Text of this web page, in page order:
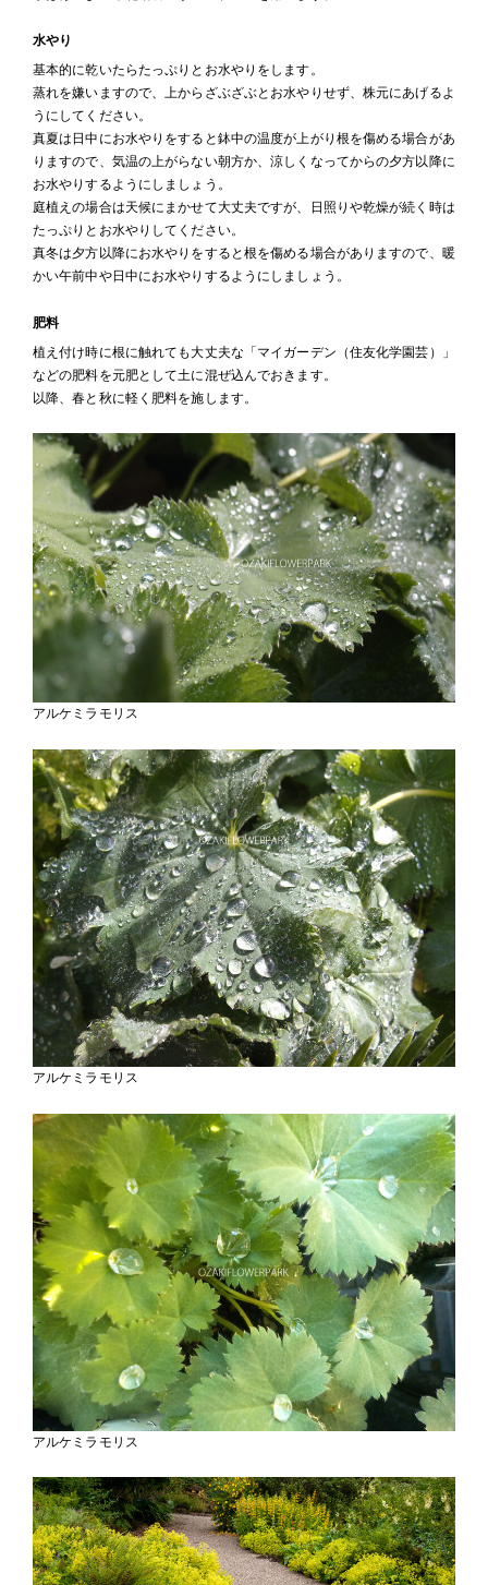
水やり
基本的に乾いたらたっぷりとお水やりをします。
蒸れを嫌いますので、上からざぶざぶとお水やりせず、株元にあげるよ
うにしてください。
真夏は日中にお水やりをすると鉢中の温度が上がり根を傷める場合があ
りますので、気温の上がらない朝方か、涼しくなってからの夕方以降に
お水やりするようにしましょう。
庭植えの場合は天候にまかせて大丈夫ですが、日照りや乾燥が続く時は
たっぷりとお水やりしてください。
真冬は夕方以降にお水やりをすると根を傷める場合がありますので、暖
かい午前中や日中にお水やりするようにしましょう。
肥料
植え付け時に根に触れても大丈夫な「マイガーデン（住友化学園芸）」
などの肥料を元肥として土に混ぜ込んでおきます。
以降、春と秋に軽く肥料を施します。
アルケミラモリス
アルケミラモリス
アルケミラモリス